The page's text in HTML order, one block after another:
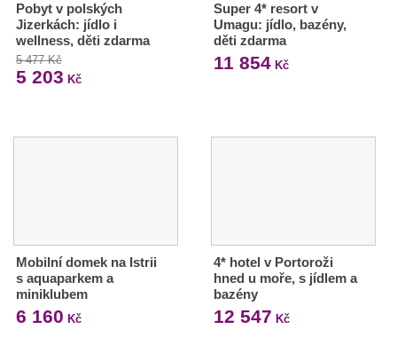
Pobyt v polských
Jizerkách: jídlo i
wellness, děti zdarma
5 477 Kč
5 203 Kč
Super 4* resort v
Umagu: jídlo, bazény,
děti zdarma
11 854Kč
Mobilní domek na Istrii
s aquaparkem a
miniklubem
6 160 Kč
4* hotel v Portoroži
hned u moře, s jídlem a
bazény
12 547 Kč